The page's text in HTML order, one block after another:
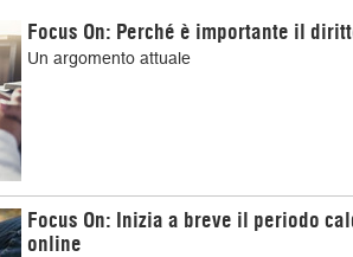
Focus On: Perché è importante il
Un argomento attuale
Focus On: Inizia a breve il periodo
online